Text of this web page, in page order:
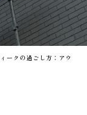
ークの過ごし方：アウ